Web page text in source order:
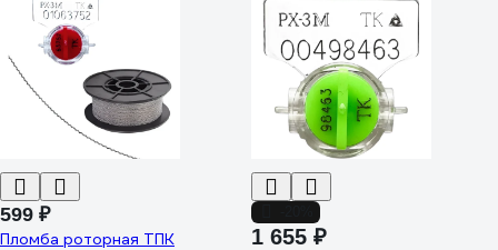
599 ₽
Пломба роторная ТПК
1 655 ₽